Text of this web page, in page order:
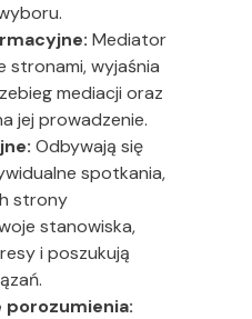
Mediator
stronami, wyjaśnia
mediacji oraz
jej prowadzenie.
Odbywają się
spotkania,
strony
stanowiska,
i poszukują